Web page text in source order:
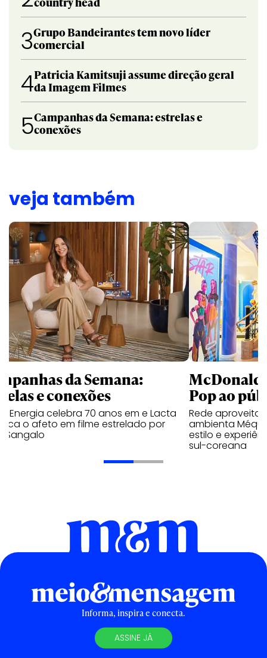
3Grupo Bandeirantes tem novo líder
comercial
4Patricia Kamitsuji assume direção geral
da Imagem Filmes
5Campanhas da Semana: estrelas e
conexões
veja também
da Semana:
e conexões
Energia celebra 70 anos em e Lacta
o afeto em filme estrelado por
Sangalo
Pop ao
Rede aproveita
ambienta Méqui
estilo e
sul-coreana
Informa, inspira e conecta.
ASSINE JÁ